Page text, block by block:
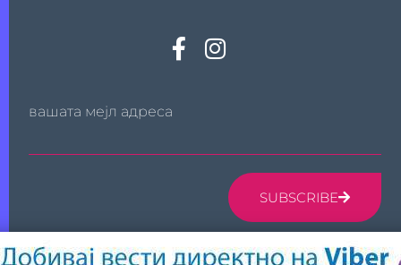
вашата мејл адреса
SUBSCRIBE